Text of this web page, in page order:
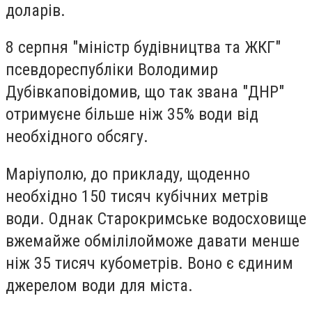
доларів.
8 серпня "міністр будівництва та ЖКГ"
псевдореспубліки Володимир
Дубівкаповідомив, що так звана "ДНР"
отримуєне більше ніж 35% води від
необхідного обсягу.
Маріуполю, до прикладу, щоденно
необхідно 150 тисяч кубічних метрів
води. Однак Старокримське водосховище
вжемайже обмілілойможе давати менше
ніж 35 тисяч кубометрів. Воно є єдиним
джерелом води для міста.